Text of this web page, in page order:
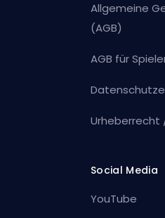
Allgemeine
(AGB)
AGB für
Urheberrecht
Social Media
YouTube